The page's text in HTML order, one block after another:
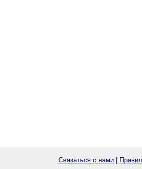
Связаться с нами